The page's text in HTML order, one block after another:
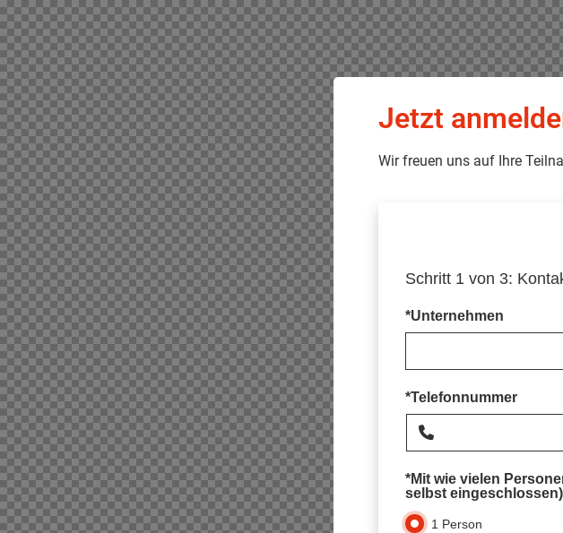
Jetzt
Wir freuen uns auf Ihre
Schritt 1 von 3:
*Unternehmen
*Telefonnummer
*Mit wie vielen
selbst
1 Person